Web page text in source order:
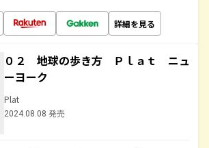
詳細を見る
０２ 地球の歩き方 Ｐｌａｔ ニュ
ーヨーク
Plat
2024.08.08 発売